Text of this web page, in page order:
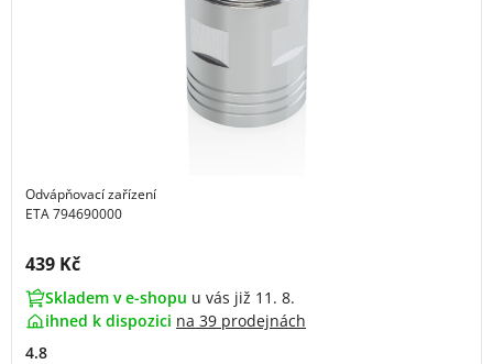
Odvápňovací zařízení
ETA 794690000
Cena s DPH:
439 Kč
Skladem v e-shopu u vás již 11. 8.
ihned k dispozici na 39 prodejnách
4.8